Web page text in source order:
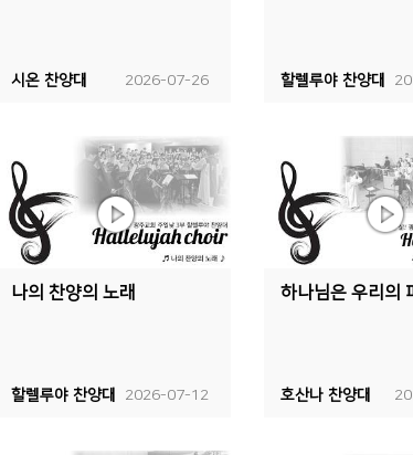
2026-07-26
시온 찬양대 할렐루야 찬양대
나의 찬양의 노래
2026-07-12
할렐루야 찬양대
하나님은 우리의
호산나 찬양대